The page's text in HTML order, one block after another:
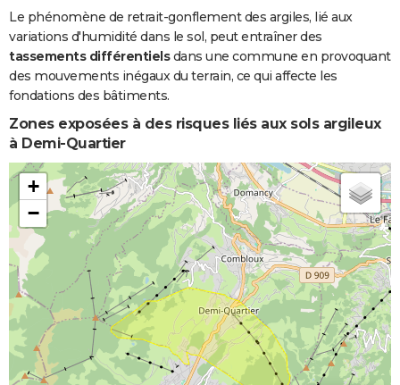
Le phénomène de retrait-gonflement des argiles, lié aux
variations d'humidité dans le sol, peut entraîner des
tassements différentielsdans une commune en provoquant
des mouvements inégaux du terrain, ce qui affecte les
fondations des bâtiments.
Zones exposées à des risques liés aux sols argileux
à Demi-Quartier
+
−